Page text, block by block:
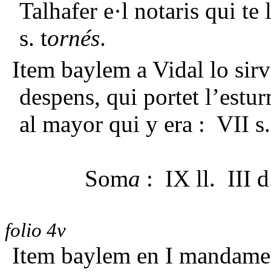
Talhafer e·l notaris qui
s. tornés.
Item baylem a Vidal lo
despens, qui portet
al mayor qui y era : VII
Soma : IX ll. III
folio 4v
Item baylem en I